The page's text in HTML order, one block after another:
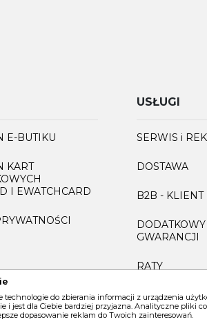
E-BUTIKU
KART
I EWATCHCARD
USŁUGI
SERWIS i
DOSTAWA
B2B -
GWARANCJI
RATY
do zbierania informacji z urządzenia
i jest dla Ciebie bardziej przyjazna. Analityczne pliki
dopasowanie reklam do Twoich zainteresowań.